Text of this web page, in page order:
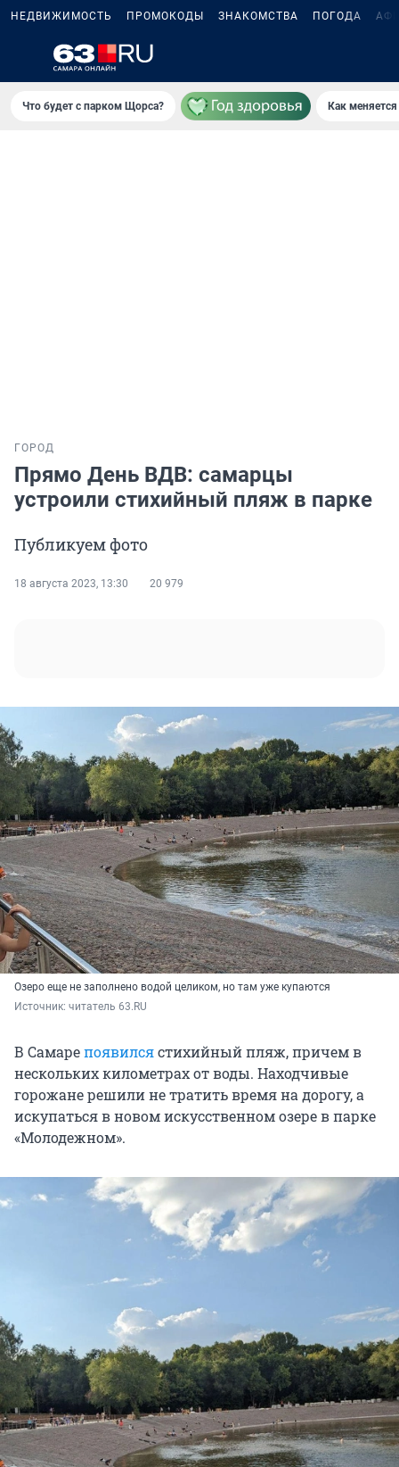
НЕДВИЖИМОСТЬ ПРОМОКОДЫ ЗНАКОМСТВА ПОГОДА
Что будет с парком Щорса? Как
ГОРОД
Прямо День ВДВ: самарцы
устроили стихийный пляж в парке
Публикуем фото
18 августа 2023, 13:30 20 979
Озеро еще не заполнено водой целиком, но там уже купаются
Источник: читатель 63.RU
В Самарепоявилсястихийный пляж, причем в
нескольких километрах от воды. Находчивые
горожане решили не тратить время на дорогу, а
искупаться в новом искусственном озере в парке
«Молодежном».